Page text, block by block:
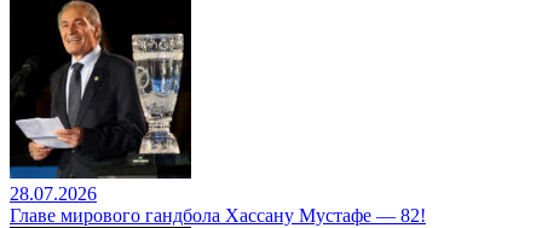
28.07.2026
Главе мирового гандбола Хассану Мустафе — 82!